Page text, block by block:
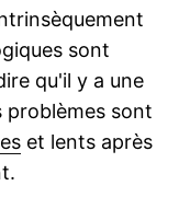
sont
qu'il y a une
problèmes sont
et lents après